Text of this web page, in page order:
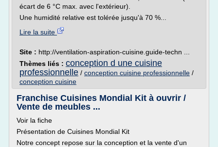
écart de 6 °C max. avec l'extérieur).
Une humidité relative est tolérée jusqu'à 70 %...
Lire la suite
Site : http://ventilation-aspiration-cuisine.guide-techn ...
Thèmes liés : conception d une cuisine
professionnelle / conception cuisine professionnelle /
conception cuisine
Franchise Cuisines Mondial Kit à ouvrir /
Vente de meubles ...
Voir la fiche
Présentation de Cuisines Mondial Kit
Notre concept repose sur la conception et la vente d'un